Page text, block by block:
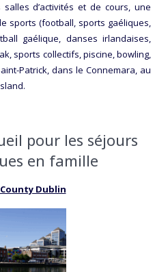
d’activités et de cours, une
sports (football, sports gaéliques,
gaélique, danses irlandaises,
sports collectifs, piscine, bowling,
Patrick, dans le Connemara, au
pour les séjours
en famille
Dublin